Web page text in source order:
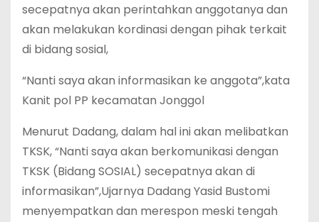
secepatnya akan perintahkan anggotanya dan
akan melakukan kordinasi dengan pihak terkait
di bidang sosial,
“Nanti saya akan informasikan ke anggota”,kata
Kanit pol PP kecamatan Jonggol
Menurut Dadang, dalam hal ini akan melibatkan
TKSK, “Nanti saya akan berkomunikasi dengan
TKSK (Bidang SOSIAL) secepatnya akan di
informasikan”,Ujarnya Dadang Yasid Bustomi
menyempatkan dan merespon meski tengah